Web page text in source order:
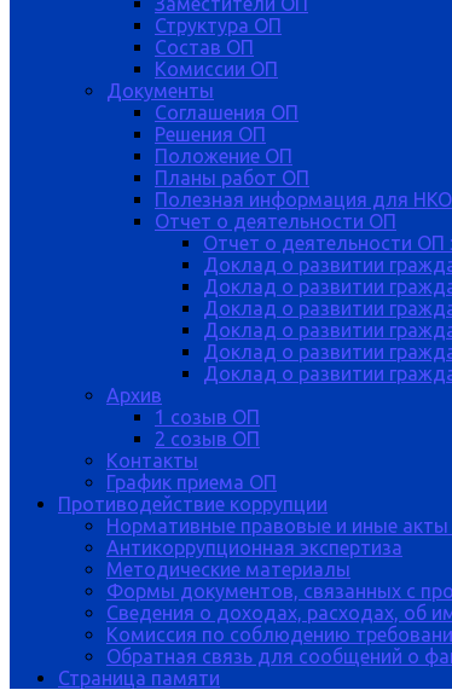
Структура ОП
Состав ОП
Комиссии ОП
Документы
Соглашения ОП
Решения ОП
Положение ОП
Планы работ ОП
Полезная информация для НКО
Отчет о деятельности ОП
Отчет о деятельности ОП
Доклад о развитии
Доклад о развитии
Доклад о развитии
Доклад о развитии
Доклад о развитии
Доклад о развитии
Архив
1 созыв ОП
2 созыв ОП
Контакты
График приема ОП
Противодействие коррупции
Нормативные правовые и иные акты
Антикоррупционная экспертиза
Методические материалы
Формы документов, связанных с
Сведения о доходах, расходах, об
Комиссия по соблюдению
Обратная связь для сообщений о
Страница памяти